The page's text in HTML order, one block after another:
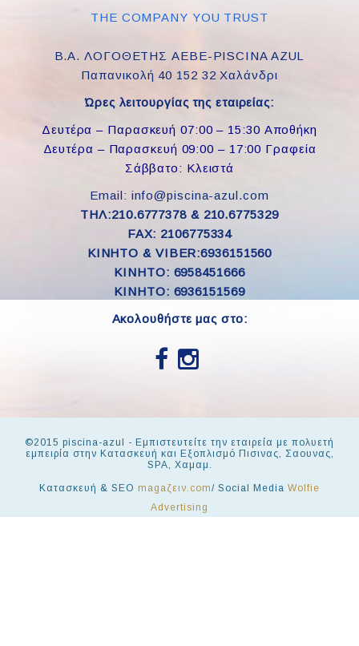
THE COMPANY YOU TRUST
Β.Α. ΛΟΓΟΘΕΤΗΣ ΑΕΒΕ-PISCINA AZUL
Παπανικολή 40 152 32 Χαλάνδρι
Ώρες λειτουργίας της εταιρείας:
Δευτέρα – Παρασκευή 07:00 – 15:30 Αποθήκη
Δευτέρα – Παρασκευή 09:00 – 17:00 Γραφεία
Σάββατο: Κλειστά
Email: info@piscina-azul.com
ΤΗΛ:210.6777378 & 210.6775329
FAX: 2106775334
ΚΙΝΗΤΟ & VIBER:6936151560
KINHTO: 6958451666
KINHTO: 6936151569
Ακολουθήστε μας στο:
©2015 piscina-azul - Εμπιστευτείτε την εταιρεία με πολυετή
εμπειρία στην Κατασκευή και Εξοπλισμό Πισινας, Σαουνας,
SPA, Χαμαμ.
Κατασκευή & SEO magaζειν.com/ Social Media Wolfie
Advertising